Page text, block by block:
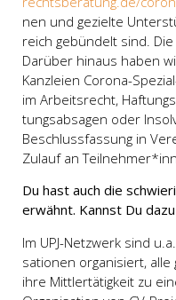
nen und geziel­te
reich gebün­delt sind.
Dar­über hin­aus haben
Kanz­lei­en Coro­na-
im Arbeits­recht,
tungs­ab­sa­gen oder
Beschluss­fas­sung in
Zulauf an
Du hast auch die
erwähnt. Kannst Du
Im UPJ-Netz­werk sind
sa­tio­nen orga­ni­siert,
ihre Mitt­ler­tä­tig­keit zu